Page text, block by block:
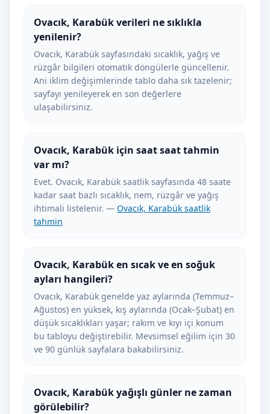
Ovacık, Karabük verileri ne sıklıkla
yenilenir?
Ovacık, Karabük sayfasındaki sıcaklık, yağış ve
rüzgâr bilgileri otomatik döngülerle güncellenir.
Ani iklim değişimlerinde tablo daha sık tazelenir;
sayfayı yenileyerek en son değerlere
ulaşabilirsiniz.
Ovacık, Karabük için saat saat tahmin
var mı?
Evet. Ovacık, Karabük saatlik sayfasında 48 saate
kadar saat bazlı sıcaklık, nem, rüzgâr ve yağış
ihtimali listelenir. — Ovacık, Karabük saatlik
tahmin
Ovacık, Karabük en sıcak ve en soğuk
ayları hangileri?
Ovacık, Karabük genelde yaz aylarında (Temmuz–
Ağustos) en yüksek, kış aylarında (Ocak–Şubat) en
düşük sıcaklıkları yaşar; rakım ve kıyı içi konum
bu tabloyu değiştirebilir. Mevsimsel eğilim için 30
ve 90 günlük sayfalara bakabilirsiniz.
Ovacık, Karabük yağışlı günler ne zaman
görülebilir?